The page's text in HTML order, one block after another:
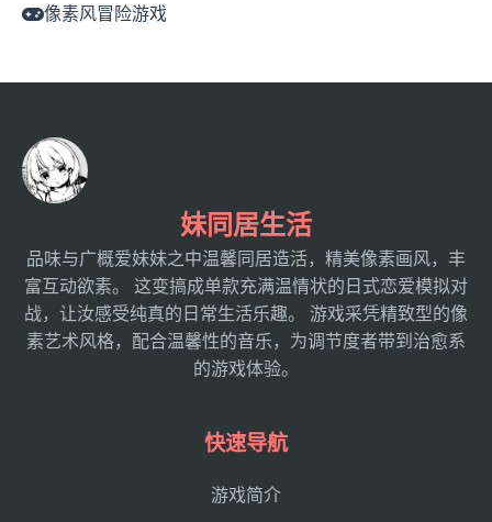
像素风冒险游戏
妹同居生活
品味与广概爱妹妹之中温馨同居造活，精美像素画风，丰
富互动欲素。 这变搞成单款充满温情状的日式恋爱模拟对
战，让汝感受纯真的日常生活乐趣。 游戏采凭精致型的像
素艺术风格，配合温馨性的音乐，为调节度者带到治愈系
的游戏体验。
快速导航
游戏简介